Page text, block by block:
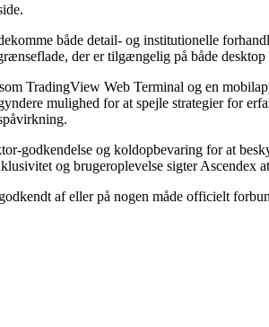
både detail- og institutionelle
der er tilgængelig på både
TradingView Web Terminal og en
mulighed for at spejle strategier for
godkendelse og koldopbevaring for at
og brugeroplevelse sigter Ascendex
af eller på nogen måde officielt